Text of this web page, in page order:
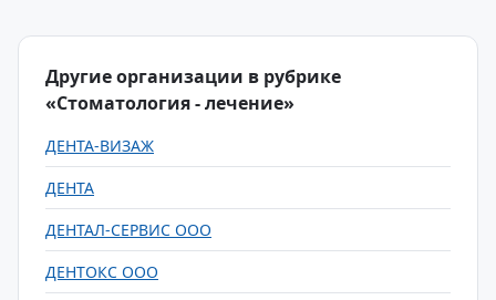
Другие организации в рубрике
«Стоматология - лечение»
ДЕНТА-ВИЗАЖ
ДЕНТА
ДЕНТАЛ-СЕРВИС ООО
ДЕНТОКС ООО